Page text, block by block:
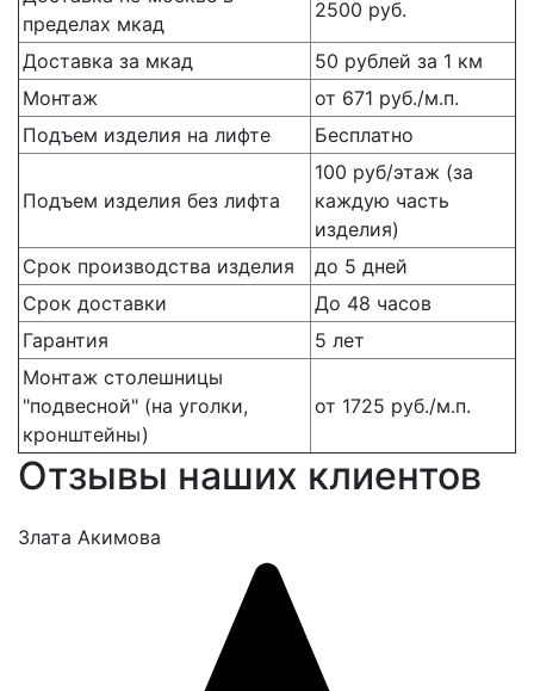
пределах мкад
2500 руб.
Доставка за мкад
50 рублей за 1 км
Монтаж
от 671 руб./м.п.
Подъем изделия на лифте
Бесплатно
Подъем изделия без лифта
100 руб/этаж (за
каждую часть
изделия)
Срок производства изделия
до 5 дней
Срок доставки
До 48 часов
Гарантия
5 лет
Монтаж столешницы
"подвесной" (на уголки,
кронштейны)
от 1725 руб./м.п.
Отзывы наших клиентов
Злата Акимова